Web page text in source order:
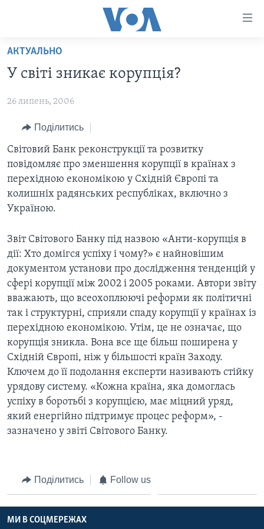
Перейти
матеріалу
до
меню
Перейти
до
Пошуку
СВІТ
США
УКРАЇНА
ВІЙНА - ЦЕ ОСОБИСТЕ
УКРАЇНЦІ У СВІТІ
НАУКА
ЗДОРОВ'Я
КУЛЬТУРА
СУСПІЛЬСТВО
ЕКОНОМІКА
ІСТОРІЇ УСПІХУ УКРАЇНЦІВ
АНАЛІТИКА
ПОЛІТИКА В США
АДМІНІСТРАЦІЯ ПРЕЗИДЕНТА ТРАМПА: ПЕРШІ 100
ДНІВ
УКРАЇНЦІ В АМЕРИЦІ
УКРАЇНА
БОРОТЬБА З ДЕЗІНФОРМАЦІЄЮ
ВІДЕО
ТЕЛЕПРОГРАМИ
ЧАС-TIME
БРИФІНГ ГОЛОСУ АМЕРИКИ
СТУДІЯ ВАШИНГТОН
ВІКНО В АМЕРИКУ
ПРАЙМ-ТАЙМ
ПОГЛЯД З ВАШИНГТОНА
ENGLISH
Learning English
МИ В СОЦМЕРЕЖАХ
Мови
АКТУАЛЬНО
У світі зникає корупція?
26 липень, 2006
Поділитись
Світовий Банк реконструкції та розвитку
повідомляє про зменшення корупції в країнах з
перехідною економікою у Східній Європі та
колишніх радянських республіках, включно з
Україною.
Звіт Світового Банку під назвою «Анти-корупція в
дії: Хто домігся успіху і чому?» є найновішим
документом установи про дослідження тенденцій у
сфері корупції між 2002 і 2005 роками. Автори звіту
вважають, що всеохоплюючі реформи як політичні
так і структурні, сприяли спаду корупції у країнах із
перехідною економікою. Утім, це не означає, що
корупція зникла. Вона все ще більш поширена у
Східній Європі, ніж у більшості країн Заходу.
Ключем до її подолання експерти називають стійку
урядову систему. «Кожна країна, яка домоглась
успіху в боротьбі з корупцією, має міцний уряд,
який енергійно підтримує процес реформ», -
зазначено у звіті Світового Банку.
Поділитись Follow us
МИ В СОЦМЕРЕЖАХ